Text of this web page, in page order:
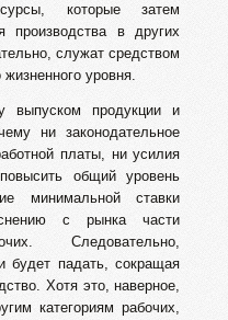
которые затем
производства в других
служат средством
уровня.
выпуском продукции и
ни законодательное
платы, ни усилия
общий уровень
минимальной ставки
с рынка части
Следовательно,
будет падать, сокращая
Хотя это, наверное,
категориям рабочих,